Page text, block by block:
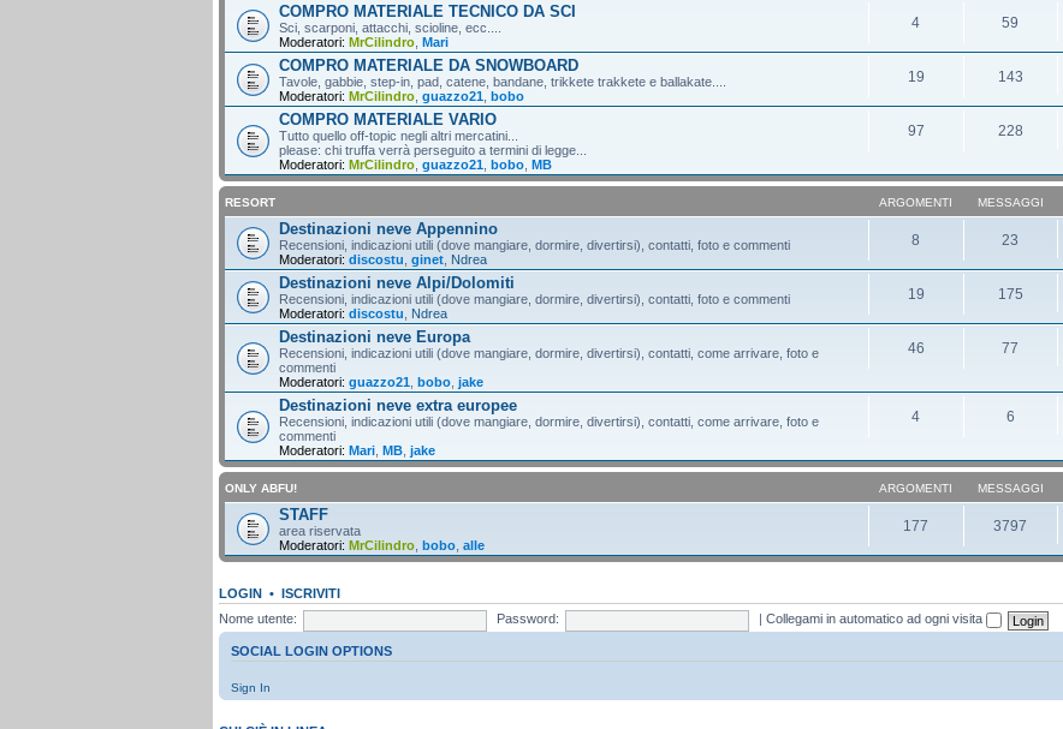
COMPRO MATERIALE TECNICO DA SCI
Sci, scarponi, attacchi, scioline, ecc....
Moderatori: MrCilindro Mari
4 59
COMPRO MATERIALE DA SNOWBOARD
Tavole, gabbie, step-in, pad, catene, bandane, trikkete trakkete e ballakate....
Moderatori: MrCilindro guazzo21 bobo
19 143
COMPRO MATERIALE VARIO
Tutto quello off-topic negli altri mercatini...
please: chi truffa verrà perseguito a termini di legge...
Moderatori: MrCilindro guazzo21 bobo MB
97 228
RESORT ARGOMENTI MESSAGGI
Destinazioni neve Appennino
Recensioni, indicazioni utili (dove mangiare, dormire, divertirsi), contatti, foto e commenti
Moderatori: discostu ginet Ndrea
8 23
Destinazioni neve Alpi/Dolomiti
Recensioni, indicazioni utili (dove mangiare, dormire, divertirsi), contatti, foto e commenti
Moderatori: discostu Ndrea
19 175
Destinazioni neve Europa
Recensioni, indicazioni utili (dove mangiare, dormire, divertirsi), contatti, come arrivare, foto e
commenti
Moderatori: guazzo21 bobo jake
46 77
Destinazioni neve extra europee
Recensioni, indicazioni utili (dove mangiare, dormire, divertirsi), contatti, come arrivare, foto e
commenti
Moderatori: Mari MB jake
4 6
ONLY ABFU! ARGOMENTI MESSAGGI
STAFF
area riservata
Moderatori: MrCilindro bobo alle
177 3797
LOGIN • ISCRIVITI
Nome utente:
Password: Collegami in automatico ad ogni visita
SOCIAL LOGIN OPTIONS
Sign In